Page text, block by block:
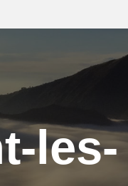
les-